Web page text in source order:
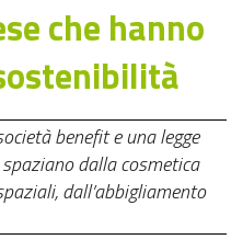
che hanno
benefit e una legge
dalla cosmetica
dall’abbigliamento